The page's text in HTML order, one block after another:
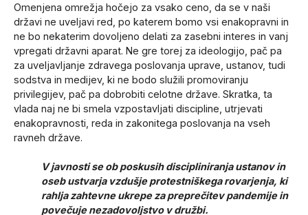
Omenjena omrežja hočejo za vsako ceno, da se v naši
državi ne uveljavi red, po katerem bomo vsi enakopravni in
ne bo nekaterim dovoljeno delati za zasebni interes in vanj
vpregati državni aparat. Ne gre torej za ideologijo, pač pa
za uveljavljanje zdravega poslovanja uprave, ustanov, tudi
sodstva in medijev, ki ne bodo služili promoviranju
privilegijev, pač pa dobrobiti celotne države. Skratka, ta
vlada naj ne bi smela vzpostavljati discipline, utrjevati
enakopravnosti, reda in zakonitega poslovanja na vseh
ravneh države.
V javnosti se ob poskusih discipliniranja ustanov in
oseb ustvarja vzdušje protestniškega rovarjenja, ki
rahlja zahtevne ukrepe za preprečitev pandemije in
povečuje nezadovoljstvo v družbi.